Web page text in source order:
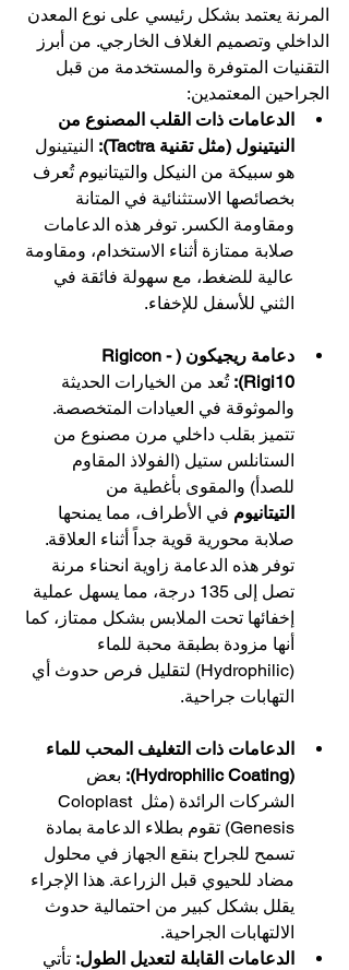
المرنة يعتمد بشكل رئيسي على نوع المعدن
الداخلي وتصميم الغلاف الخارجي. من أبرز
التقنيات المتوفرة والمستخدمة من قبل
الجراحين المعتمدين:
الدعامات ذات القلب المصنوع من
النيتينول (مثل تقنية Tactra):
النيتينول
هو سبيكة من النيكل والتيتانيوم تُعرف
بخصائصها الاستثنائية في المتانة
ومقاومة الكسر. توفر هذه الدعامات
صلابة ممتازة أثناء الاستخدام، ومقاومة
عالية للضغط، مع سهولة فائقة في
الثني للأسفل للإخفاء.
دعامة ريجيكون (Rigicon -
Rigi10):
تُعد من الخيارات الحديثة
والموثوقة في العيادات المتخصصة.
تتميز بقلب داخلي مرن مصنوع من
الستانلس ستيل (الفولاذ المقاوم
للصدأ) والمقوى بأغطية من
التيتانيوم في الأطراف، مما يمنحها
صلابة محورية قوية جداً أثناء العلاقة.
توفر هذه الدعامة زاوية انحناء مرنة
تصل إلى 135 درجة، مما يسهل عملية
إخفائها تحت الملابس بشكل ممتاز، كما
أنها مزودة بطبقة محبة للماء
(Hydrophilic) لتقليل فرص حدوث أي
التهابات جراحية.
الدعامات ذات التغليف المحب للماء
(Hydrophilic Coating):
بعض
الشركات الرائدة (مثل Coloplast
Genesis) تقوم بطلاء الدعامة بمادة
تسمح للجراح بنقع الجهاز في محلول
مضاد للحيوي قبل الزراعة. هذا الإجراء
يقلل بشكل كبير من احتمالية حدوث
الالتهابات الجراحية.
الدعامات القابلة لتعديل الطول: تأتي